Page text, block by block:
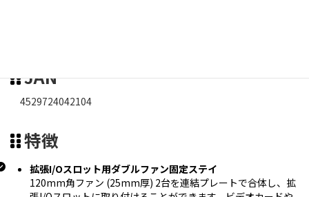
JAN
4529724042104
特徴
拡張I/Oスロット用ダブルファン固定ステイ
120mm角ファン (25mm厚) 2台を連結プレートで合体し、拡